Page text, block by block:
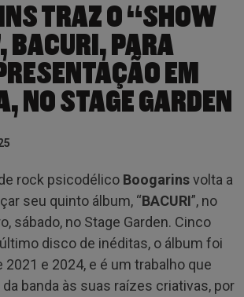
TRAZ O “SHOW
BACURI, PARA
EM
NO STAGE GARDEN
rock psicodélico Boogarinsvolta a
seu quinto álbum, “BACURI”, no
sábado, no Stage Garden. Cinco
disco de inéditas, o álbum foi
e 2024, e é um trabalho que
banda às suas raízes criativas, por